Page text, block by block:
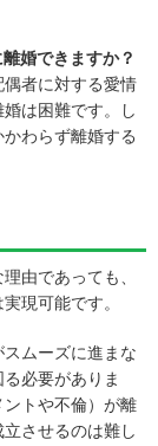
婚できますか？
者に対する愛情
は困難です。し
わらず離婚する
由であっても、
現可能です。
ムーズに進まな
必要がありま
トや不倫）が離
させるのは難し